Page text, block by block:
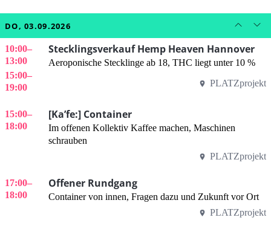
DO, 03.09.2026
10:00–
13:00
15:00–
19:00
Stecklingsverkauf Hemp Heaven Hannover
Aeroponische Stecklinge ab 18, THC liegt unter 10 %
PLATZprojekt
15:00–
18:00
[Ka’fe:] Container
Im offenen Kollektiv Kaffee machen, Maschinen
schrauben
PLATZprojekt
17:00–
18:00
Offener Rundgang
Container von innen, Fragen dazu und Zukunft vor Ort
PLATZprojekt